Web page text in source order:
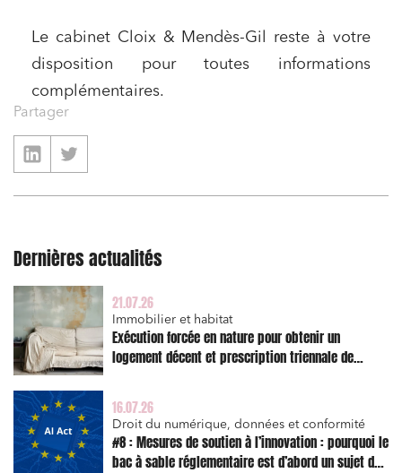
Le cabinet Cloix & Mendès-Gil reste à votre
disposition pour toutes informations
complémentaires.
Partager
Dernières actualités
21.07.26
Immobilier et habitat
Exécution forcée en nature pour obtenir un
logement décent et prescription triennale de
16.07.26
Droit du numérique, données et conformité
#8 : Mesures de soutien à l’innovation : pourquoi le
bac à sable réglementaire est d’abord un sujet de